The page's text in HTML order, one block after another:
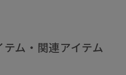
ム・関連アイテム